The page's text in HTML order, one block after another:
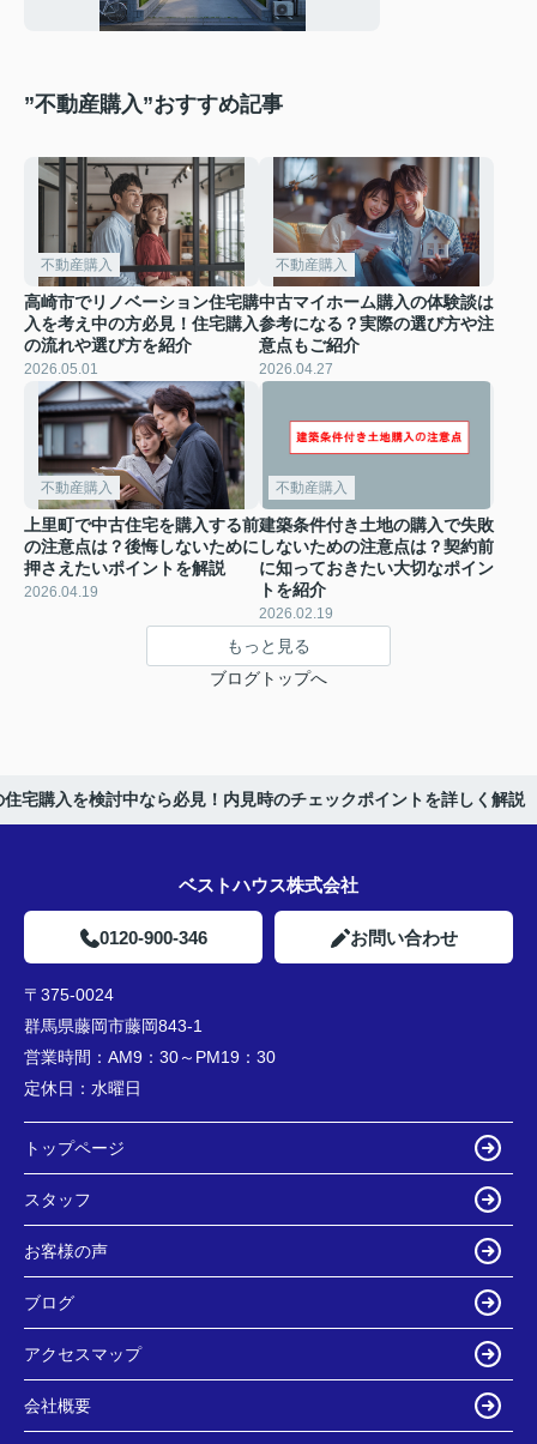
”不動産購入”おすすめ記事
不動産購入
高崎市でリノベーション住宅購
入を考え中の方必見！住宅購入
の流れや選び方を紹介
2026.05.01
不動産購入
中古マイホーム購入の体験談は
参考になる？実際の選び方や注
意点もご紹介
2026.04.27
不動産購入
上里町で中古住宅を購入する前
の注意点は？後悔しないために
押さえたいポイントを解説
2026.04.19
不動産購入
建築条件付き土地の購入で失敗
しないための注意点は？契約前
に知っておきたい大切なポイン
トを紹介
2026.02.19
もっと見る
ブログトップへ
宅購入を検討中なら必見！内見時のチェックポイントを詳しく解説
ベストハウス株式会社
0120-900-346 お問い合わせ
〒375-0024
群馬県藤岡市藤岡843-1
営業時間： AM9：30～PM19：30
定休日： 水曜日
トップページ
スタッフ
お客様の声
ブログ
アクセスマップ
会社概要